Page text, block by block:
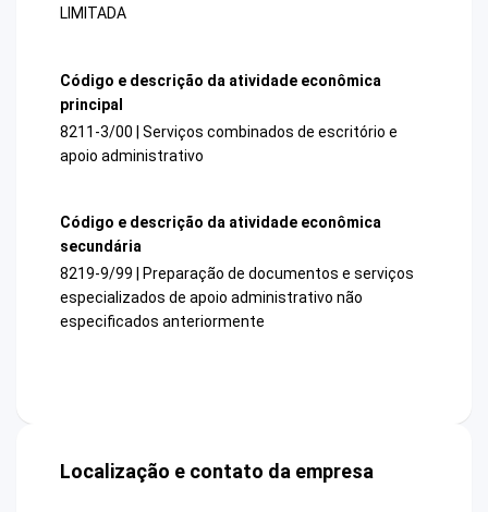
LIMITADA
Código e descrição da atividade econômica
principal
8211-3/00 | Serviços combinados de escritório e
apoio administrativo
Código e descrição da atividade econômica
secundária
8219-9/99 | Preparação de documentos e serviços
especializados de apoio administrativo não
especificados anteriormente
Localização e contato da empresa